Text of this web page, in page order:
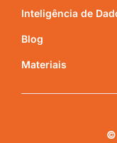
Inteligência de
Blog
Materiais
©